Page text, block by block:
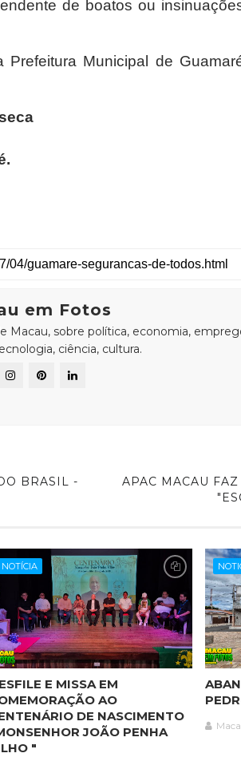
de boatos ou
Municipal de
em Fotos
Macau, sobre política, economia,
ciência, cultura.
BRASIL -
APAC MACAU
NOTÍCIA
E MISSA EM
AO
DE NASCIMENTO
JOÃO PENHA
"